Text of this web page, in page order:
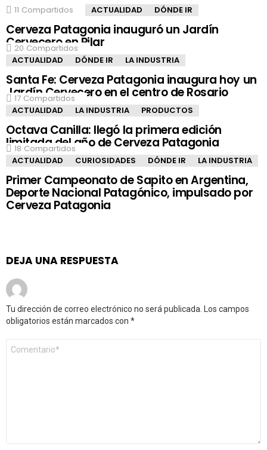
11 Compartidos ACTUALIDAD DÓNDE IR
Cerveza Patagonia inauguró un Jardín
Cervecero en Pilar
20 Compartidos
ACTUALIDAD
DÓNDE IR LA INDUSTRIA
Santa Fe: Cerveza Patagonia inaugura hoy un
Jardín Cervecero en el centro de Rosario
17 Compartidos
ACTUALIDAD
LA INDUSTRIA PRODUCTOS
Octava Canilla: llegó la primera edición
limitada del año de Cerveza Patagonia
18 Compartidos
ACTUALIDAD
CURIOSIDADES DÓNDE IR LA INDUSTRIA
Primer Campeonato de Sapito en Argentina,
Deporte Nacional Patagónico, impulsado por
Cerveza Patagonia
DEJA UNA RESPUESTA
Tu dirección de correo electrónico no será publicada.
Los campos
obligatorios están marcados con *
Comentario